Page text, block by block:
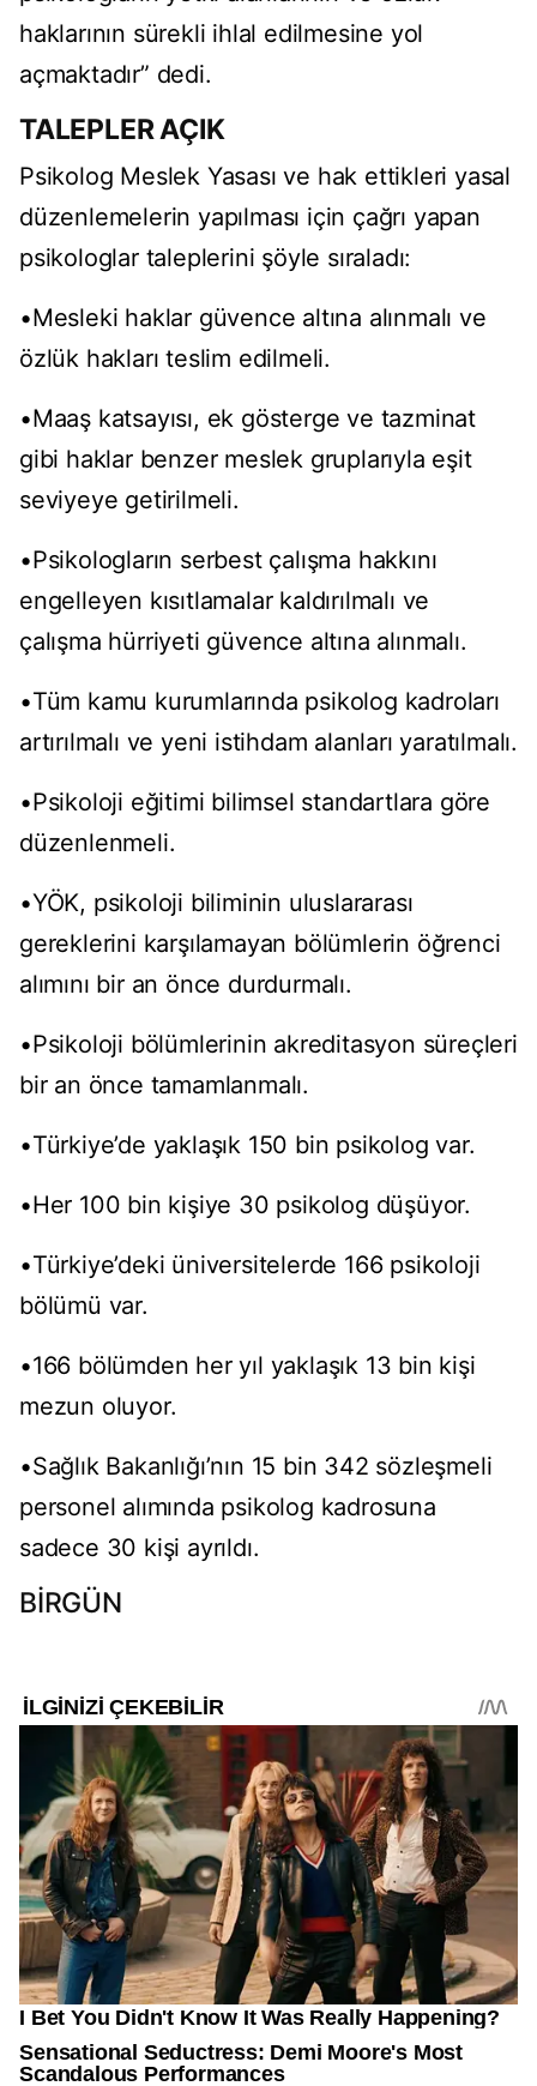
haklarının sürekli ihlal edilmesine yol
açmaktadır” dedi.
TALEPLER AÇIK
Psikolog Meslek Yasası ve hak ettikleri yasal
düzenlemelerin yapılması için çağrı yapan
psikologlar taleplerini şöyle sıraladı:
•Mesleki haklar güvence altına alınmalı ve
özlük hakları teslim edilmeli.
•Maaş katsayısı, ek gösterge ve tazminat
gibi haklar benzer meslek gruplarıyla eşit
seviyeye getirilmeli.
•Psikologların serbest çalışma hakkını
engelleyen kısıtlamalar kaldırılmalı ve
çalışma hürriyeti güvence altına alınmalı.
•Tüm kamu kurumlarında psikolog kadroları
artırılmalı ve yeni istihdam alanları yaratılmalı.
•Psikoloji eğitimi bilimsel standartlara göre
düzenlenmeli.
•YÖK, psikoloji biliminin uluslararası
gereklerini karşılamayan bölümlerin öğrenci
alımını bir an önce durdurmalı.
•Psikoloji bölümlerinin akreditasyon süreçleri
bir an önce tamamlanmalı.
•Türkiye’de yaklaşık 150 bin psikolog var.
•Her 100 bin kişiye 30 psikolog düşüyor.
•Türkiye’deki üniversitelerde 166 psikoloji
bölümü var.
•166 bölümden her yıl yaklaşık 13 bin kişi
mezun oluyor.
•Sağlık Bakanlığı’nın 15 bin 342 sözleşmeli
personel alımında psikolog kadrosuna
sadece 30 kişi ayrıldı.
BİRGÜN